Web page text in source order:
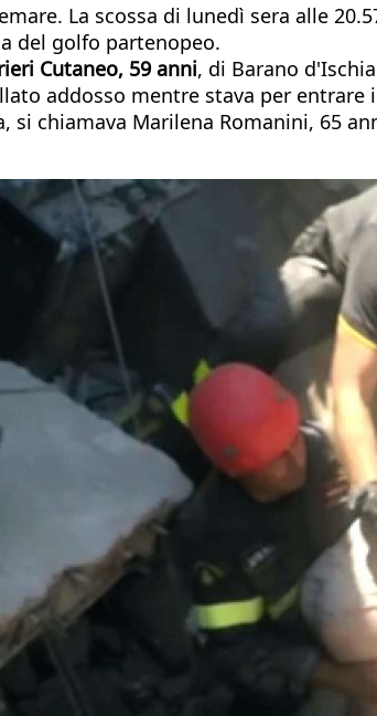
La scossa di lunedì sera alle
del golfo partenopeo.
Cutaneo, 59 anni, di Barano
addosso mentre stava per
si chiamava Marilena Romanini, 65